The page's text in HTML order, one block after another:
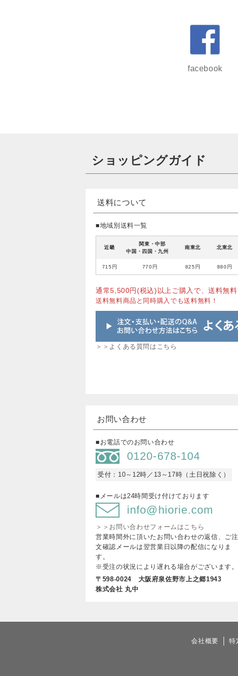
facebook
ショッピングガイド
送料について
■地域別送料一覧
近畿
関東・中部
中国・四国・九州
南東北 北東北
715円 770円 825円 880円
通常5,500円(税込)以上ご購入で、送料無
送料無料商品と同時購入でも送料無料！
＞＞よくある質問はこちら
お問い合わせ
■お電話でのお問い合わせ
0120-678-104
受付：10～12時／13～17時（土日祝除く）
■メールは24時間受け付けております
info@hiorie.com
＞＞お問い合わせフォームはこちら
営業時間外に頂いたお問い合わせの返信、ご注
文確認メールは翌営業日以降の配信になりま
す。
※受注の状況により遅れる場合がございます。
〒598-0024 大阪府泉佐野市上之郷1943
株式会社 丸中
会社概要 特